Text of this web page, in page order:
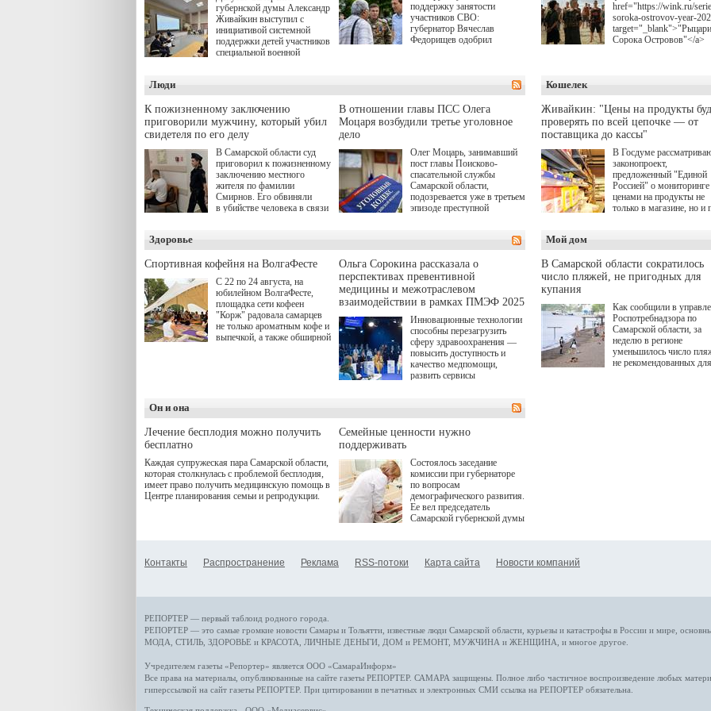
губернской думы Александр
Живайкин выступил с
инициативой системной
поддержки детей участников
специальной военной
"Помощь фронту и семьям
участников СВО", которая
прошла в Отрадном 7
августа.
поддержку занятости
участников СВО:
губернатор Вячеслав
Федорищев одобрил
Живайкина, направленные
на трудоустройство и более
спокойную адаптацию к
мирной жизни.
href="https://wink.ru/
soroka-ostrovov-year-
target="_blank">"Рыцари
Сорока Островов"</a>
одноименного романа
Сергея Лукьяненко.
роли в проекте
Артем Кошман, Полина
Гухман, Вероника
Устимова, Олег
Святослав Рогожан,
Котрелёв, Никита
Кологривый, Елисей
Чучилин, Александра
Нестерова, Ника
Волкова в роли
Режиссер-постановщик
проекта — Егор
(сериалы "Комбинация",
Люди
К пожизненному заключению
приговорили мужчину, который убил
свидетеля по его делу
В Самарской области суд
приговорил к пожизненному
заключению местного
жителя по фамилии
Смирнов. Его обвиняли
в убийстве человека в связи
В отношении главы ПСС Олега
Моцаря возбудили третье уголовное
дело
Олег Моцарь, занимавший
пост главы Поисково-
спасательной службы
Самарской области,
подозревается уже в третьем
эпизоде преступной
о превышении полномочий,
а сам он находится в СИЗО.
Кошелек
Живайкин: "Цены на продукты
проверять по всей цепочке — от
поставщика до кассы"
В Госдуме
законопроект,
предложенный "Единой
Россией" о мониторинге
ценами на продукты не
только в магазине, но и
подорожания было
где именно цена "поехала"
вверх и кто её разогнал.
Здоровье
Спортивная кофейня на ВолгаФесте
С 22 по 24 августа, на
юбилейном ВолгаФесте,
площадка сети кофеен
"Корж" радовала самарцев
не только ароматным кофе и
выпечкой, а также обширной
Ольга Сорокина рассказала о
перспективах превентивной
медицины и межотраслевом
взаимодействии в рамках ПМЭФ 2025
Инновационные технологии
способны перезагрузить
сферу здравоохранения —
повысить доступность и
качество медпомощи,
развить сервисы
определенными барьерами.
К ним можно отнести
возникающие при работе с
данными пациентов. Для
более динамичного роста
проникновения инноваций в
сегмент необходимо кросс-
отраслевое взаимодействие
рассказала Ольга Сорокина,
ходе сессии "Развитие
качества жизни" в рамках
ПМЭФ 2025. В дискуссии
РФ Михаил Мурашко,
представители
Государственной Думы,
Мой дом
В Самарской области сократилось
число пляжей, не пригодных для
купания
Как сообщили в
Роспотребнадзора по
Самарской области, за
неделю в регионе
уменьшилось число
не рекомендованных для
Он и она
Лечение бесплодия можно получить
бесплатно
Каждая супружеская пара Самарской области,
которая столкнулась с проблемой бесплодия,
имеет право получить медицинскую помощь в
Центре планирования семьи и репродукции.
Семейные ценности нужно
поддерживать
Состоялось заседание
комиссии при губернаторе
по вопросам
демографического развития.
Ее вел председатель
Самарской губернской думы
Контакты Распространение Реклама RSS-потоки Карта сайта Новости компаний
РЕПОРТЕР — первый таблоид родного города.
РЕПОРТЕР — это самые громкие новости Самары и Тольятти, известные люди Самарской области, курьезы и катастрофы в России и мире ,
МОДА, СТИЛЬ ЗДОРОВЬЕ и КРАСОТА ЛИЧНЫЕ ДЕНЬГИ ДОМ и РЕМОНТ, МУЖЧИНА и ЖЕНЩИНА , и многое другое
Учредителем газеты «Репортер» является ООО «СамараИнформ»
Все права на материалы, опубликованные на сайте газеты РЕПОРТЕР. САМАРА защищены. Полное либо частичное воспроизведение любых
гиперссылкой на сайт газеты РЕПОРТЕР. При цитировании в печатных и электронных СМИ ссылка на РЕПОРТЕР обязательна.